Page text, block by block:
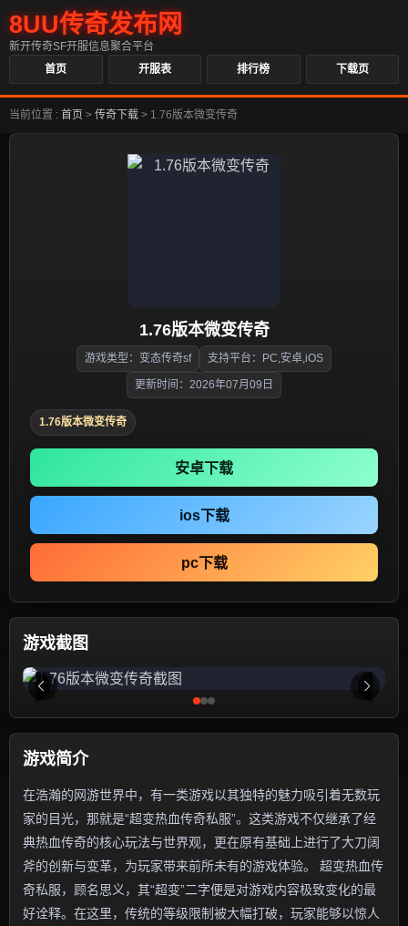
8UU传奇发布网
新开传奇SF开服信息聚合平台
首页
开服表 排行榜 下载页
当前位置 : 首页 > 传奇下载 > 1.76版本微变传奇
1.76版本微变传奇
游戏类型：变态传奇sf 支持平台：PC,安卓,iOS
更新时间：2026年07月09日
1.76版本微变传奇
安卓下载
ios下载
pc下载
游戏截图
游戏简介
在浩瀚的网游世界中，有一类游戏以其独特的魅力吸引着无数玩
家的目光，那就是“超变热血传奇私服”。这类游戏不仅继承了经
典热血传奇的核心玩法与世界观，更在原有基础上进行了大刀阔
斧的创新与变革，为玩家带来前所未有的游戏体验。 超变热血传
奇私服，顾名思义，其“超变”二字便是对游戏内容极致变化的最
好诠释。在这里，传统的等级限制被大幅打破，玩家能够以惊人